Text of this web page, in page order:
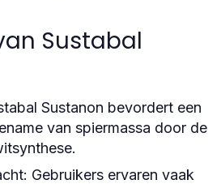
Sustabal
Sustanon bevordert een
van spiermassa door de
Gebruikers ervaren vaak